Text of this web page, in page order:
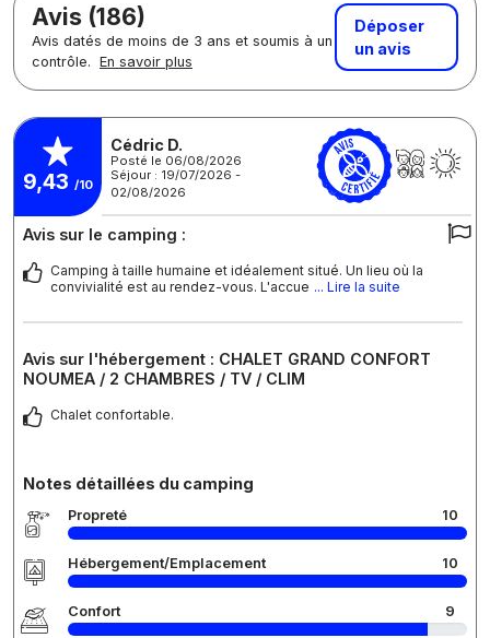
Avis (186)
Avis datés de moins de 3 ans et soumis à un
contrôle. En savoir plus
Déposer
un avis
9,43 /10
Cédric D.
Posté le 06/08/2026
Séjour : 19/07/2026 -
02/08/2026
Avis sur le camping :
Camping à taille humaine et idéalement situé. Un lieu où la
convivialité est au rendez-vous. L'accue ... Lire la suite
Avis sur l'hébergement : CHALET GRAND CONFORT
NOUMEA / 2 CHAMBRES / TV / CLIM
Chalet confortable.
Notes détaillées du camping
Propreté 10
Hébergement/Emplacement 10
Confort 9